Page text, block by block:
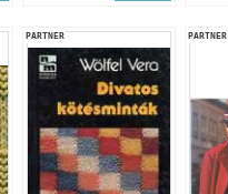
PARTNER PARTNER